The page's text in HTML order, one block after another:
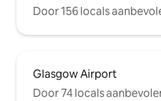
Door 156 locals
Glasgow Airport
Door 74 locals